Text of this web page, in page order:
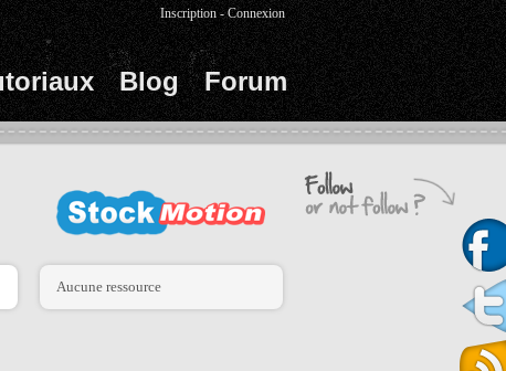
Blog Forum
Inscription -Connexion
Aucune ressource